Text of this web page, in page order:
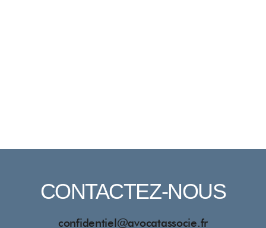
CONTACTEZ-NOUS
confidentiel@avocatassocie.fr